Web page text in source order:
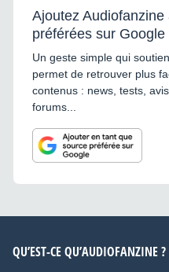
Ajoutez
préférées sur Google
Un geste simple qui
permet de retrouver plus
contenus : news, tests,
forums...
QU’EST-CE QU’AUDIOFANZINE ?